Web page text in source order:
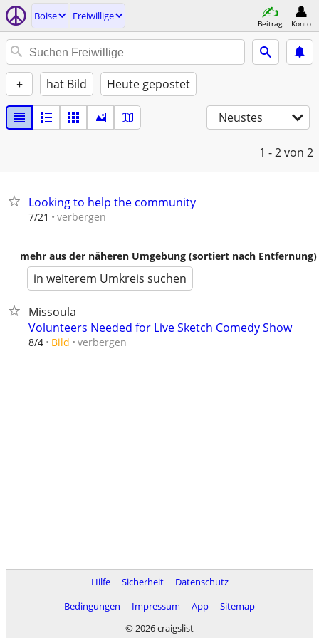
Boise Freiwillige
Beitrag Konto
+ hat Bild Heute gepostet
Neustes
1 - 2von 2
Looking to help the community
7/21 verbergen
mehr aus der näheren Umgebung (sortiert nach Entfernung)
in weiterem Umkreis suchen
Missoula
Volunteers Needed for Live Sketch Comedy Show
8/4 Bild verbergen
Hilfe Sicherheit
Datenschutz
Bedingungen
Impressum App
Sitemap
© 2026 craigslist